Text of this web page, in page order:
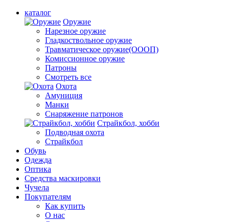
каталог
Оружие
Нарезное оружие
Гладкоствольное оружие
Травматическое оружие(ОООП)
Комиссионное оружие
Патроны
Смотреть все
Охота
Амуниция
Манки
Снаряжение патронов
Страйкбол, хобби
Подводная охота
Страйкбол
Обувь
Одежда
Оптика
Средства маскировки
Чучела
Покупателям
Как купить
О нас